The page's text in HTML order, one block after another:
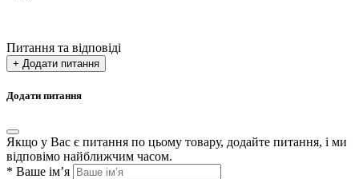
Питання та відповіді
+ Додати питання
Додати питання
Якщо у Вас є питання по цьому товару, додайте питання, і ми
відповімо найближчим часом.
* Ваше ім’я